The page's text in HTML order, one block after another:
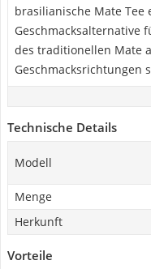
brasilianische Mate Tee
Geschmacksalternative
des traditionellen Mate
Geschmacksrichtungen
Technische Details
Modell
Menge
Herkunft
Vorteile